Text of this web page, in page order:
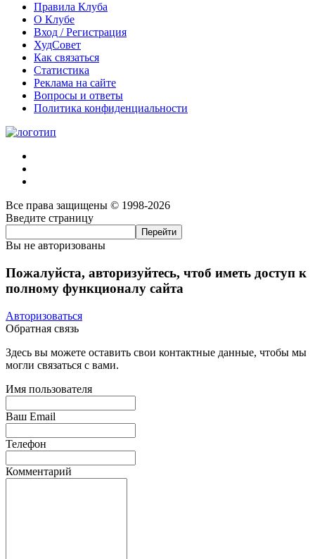
Правила Клуба
О Клубе
Вход / Регистрация
ХудСовет
Как связаться
Статистика
Реклама на сайте
Вопросы и ответы
Политика конфиденциальности
Все права защищены © 1998-2026
Введите страницу
Вы не авторизованы
Пожалуйста, авторизуйтесь, чтоб иметь доступ к
полному функционалу сайта
Авторизоваться
Обратная связь
Здесь вы можете оставить свои контактные данные, чтобы мы
могли связаться с вами.
Имя пользователя
Ваш Email
Телефон
Комментарий